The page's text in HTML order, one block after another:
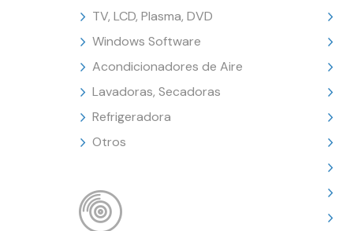
TV, LCD, Plasma, DVD
Windows Software
Acondicionadores de Aire
Lavadoras, Secadoras
Refrigeradora
Otros